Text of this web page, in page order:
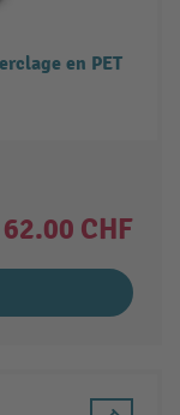
en PET
62.00 CHF